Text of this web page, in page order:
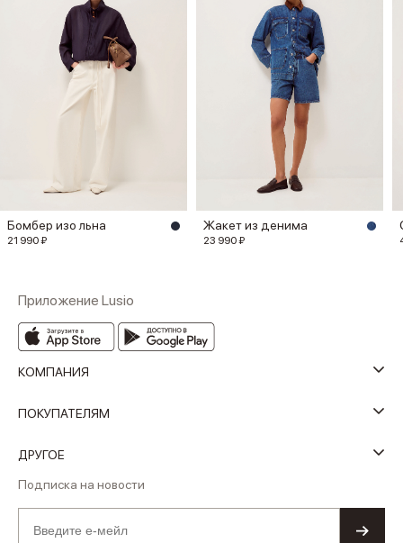
Бомбер изо льна
21 990 ₽
Жакет из денима
23 990 ₽
Приложение Lusio
КОМПАНИЯ
ПОКУПАТЕЛЯМ
ДРУГОЕ
Подписка на новости